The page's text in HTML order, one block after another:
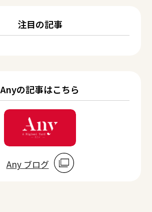
注目の記事
Anyの記事はこちら
Any ブログ